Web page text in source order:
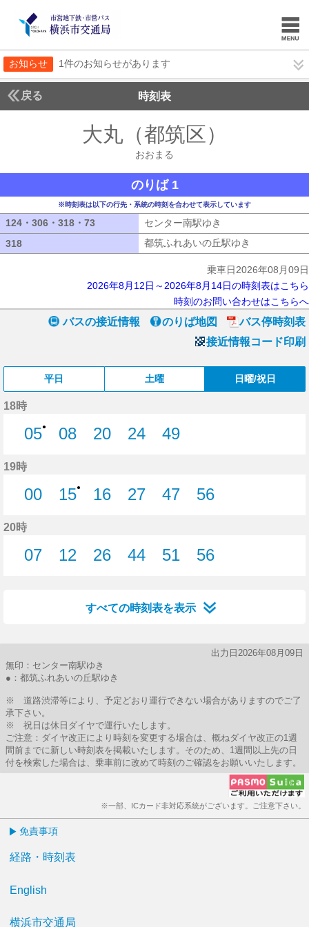
お知らせ 1件のお知らせがあります
戻る 時刻表
大丸（都筑区）
おおまる
のりば 1
※時刻表は以下の行先・系統の時刻を合わせて表示しています
124・306・318・73 124・306・318・73
センター南駅ゆき
318
都筑ふれあいの丘駅ゆき
乗車日2026年08月09日
2026年8月12日～2026年8月14日の時刻表はこちら
時刻のお問い合わせはこちらへ
バスの接近情報 のりば地図
バス停時刻表
接近情報コード印刷
平日 土曜 日曜/祝日
18時
05●
08
20
24
49
19時
00
15●
16
27
47
56
20時
07
12
26
44
51
56
すべての時刻表を表示
出力日2026年08月09日
無印：センター南駅ゆき
●：都筑ふれあいの丘駅ゆき
※ 道路渋滞等により、予定どおり運行できない場合がありますのでご了
承下さい。
※ 祝日は休日ダイヤで運行いたします。
ご注意：ダイヤ改正により時刻を変更する場合は、概ねダイヤ改正の1週
間前までに新しい時刻表を掲載いたします。そのため、1週間以上先の日
付を検索した場合は、乗車前に改めて時刻のご確認をお願いいたします。
※一部、ICカード非対応系統がございます。ご注意下さい。
免責事項
経路・時刻表
English
横浜市交通局